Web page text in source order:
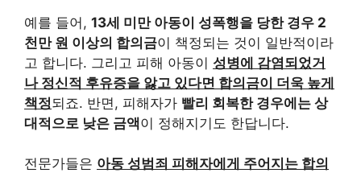
예를 들어, 13세 미만 아동이 성폭행을 당한 경우 2
천만 원 이상의 합의금이 책정되는 것이 일반적이라
고 합니다. 그리고 피해 아동이 성병에 감염되었거
나 정신적 후유증을 앓고 있다면 합의금이 더욱 높게
책정되죠. 반면, 피해자가 빨리 회복한 경우에는 상
대적으로 낮은 금액이 정해지기도 한답니다.
전문가들은 아동 성범죄 피해자에게 주어지는 합의